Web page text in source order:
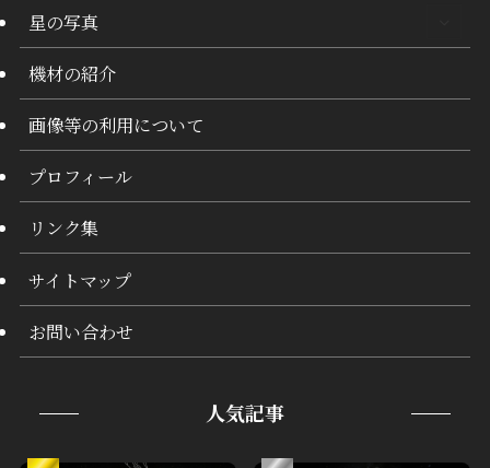
星の写真
機材の紹介
画像等の利用について
プロフィール
リンク集
サイトマップ
お問い合わせ
人気記事